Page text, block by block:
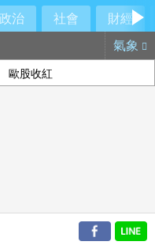
政治 社會
財經
氣象
歐股收紅